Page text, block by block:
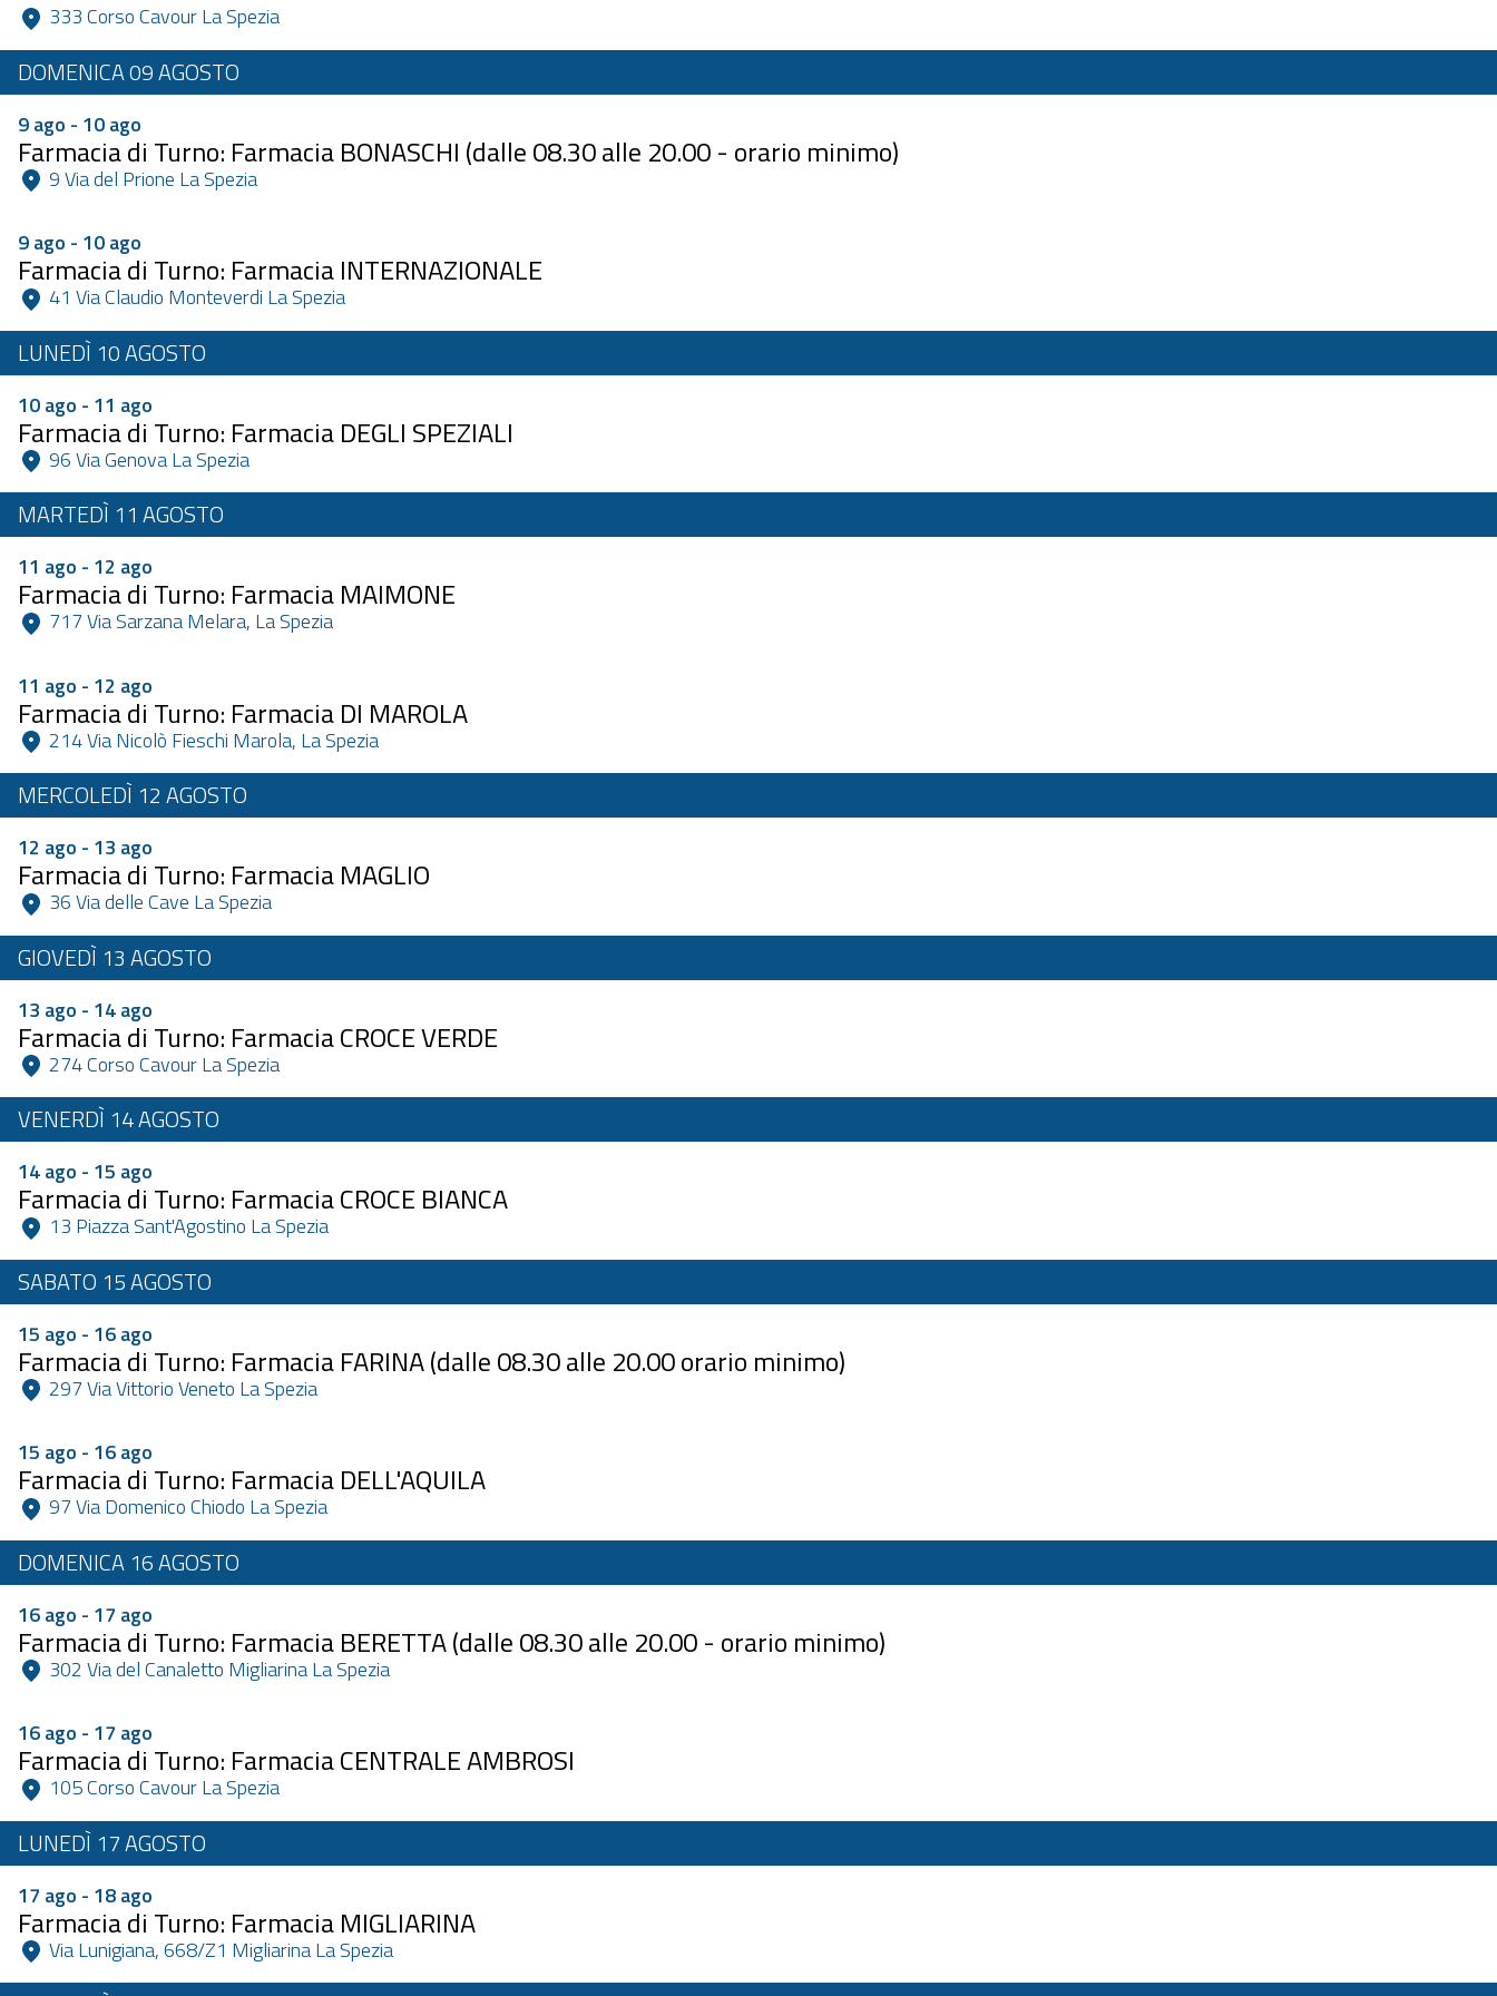
DOMENICA 09 AGOSTO
9 ago - 10 ago
Farmacia di Turno: Farmacia BONASCHI (dalle 08.30 alle 20.00 - orario minimo)
9 ago - 10 ago
Farmacia di Turno: Farmacia INTERNAZIONALE
LUNEDÌ 10 AGOSTO
10 ago - 11 ago
Farmacia di Turno: Farmacia DEGLI SPEZIALI
MARTEDÌ 11 AGOSTO
11 ago - 12 ago
Farmacia di Turno: Farmacia MAIMONE
11 ago - 12 ago
Farmacia di Turno: Farmacia DI MAROLA
MERCOLEDÌ 12 AGOSTO
12 ago - 13 ago
Farmacia di Turno: Farmacia MAGLIO
GIOVEDÌ 13 AGOSTO
13 ago - 14 ago
Farmacia di Turno: Farmacia CROCE VERDE
VENERDÌ 14 AGOSTO
14 ago - 15 ago
Farmacia di Turno: Farmacia CROCE BIANCA
SABATO 15 AGOSTO
15 ago - 16 ago
Farmacia di Turno: Farmacia FARINA (dalle 08.30 alle 20.00 orario minimo)
15 ago - 16 ago
Farmacia di Turno: Farmacia DELL'AQUILA
DOMENICA 16 AGOSTO
16 ago - 17 ago
Farmacia di Turno: Farmacia BERETTA (dalle 08.30 alle 20.00 - orario minimo)
16 ago - 17 ago
Farmacia di Turno: Farmacia CENTRALE AMBROSI
LUNEDÌ 17 AGOSTO
17 ago - 18 ago
Farmacia di Turno: Farmacia MIGLIARINA